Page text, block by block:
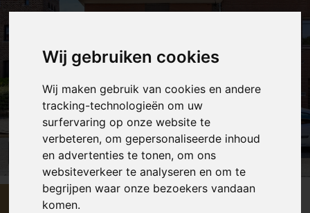
Wij gebruiken cookies
Wij maken gebruik van cookies en andere
tracking-technologieën om uw
surfervaring op onze website te
verbeteren, om gepersonaliseerde inhoud
en advertenties te tonen, om ons
websiteverkeer te analyseren en om te
begrijpen waar onze bezoekers vandaan
komen.
Alle fotos
€ 360 000